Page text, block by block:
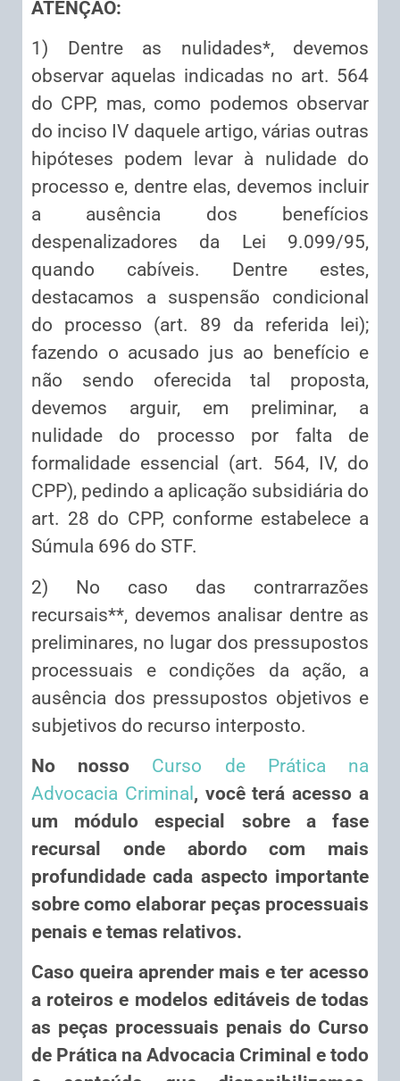
ATENÇÃO:
1) Dentre as nulidades*, devemos
observar aquelas indicadas no art. 564
do CPP, mas, como podemos observar
do inciso IV daquele artigo, várias outras
hipóteses podem levar à nulidade do
processo e, dentre elas, devemos incluir
a ausência dos benefícios
despenalizadores da Lei 9.099/95,
quando cabíveis. Dentre estes,
destacamos a suspensão condicional
do processo (art. 89 da referida lei);
fazendo o acusado jus ao benefício e
não sendo oferecida tal proposta,
devemos arguir, em preliminar, a
nulidade do processo por falta de
formalidade essencial (art. 564, IV, do
CPP), pedindo a aplicação subsidiária do
art. 28 do CPP, conforme estabelece a
Súmula 696 do STF.
2) No caso das contrarrazões
recursais**, devemos analisar dentre as
preliminares, no lugar dos pressupostos
processuais e condições da ação, a
ausência dos pressupostos objetivos e
subjetivos do recurso interposto.
No nosso Curso de Prática na
Advocacia Criminal , você terá acesso a
um módulo especial sobre a fase
recursal onde abordo com mais
profundidade cada aspecto importante
sobre como elaborar peças processuais
penais e temas relativos.
Caso queira aprender mais e ter acesso
a roteiros e modelos editáveis de todas
as peças processuais penais do Curso
de Prática na Advocacia Criminal e todo